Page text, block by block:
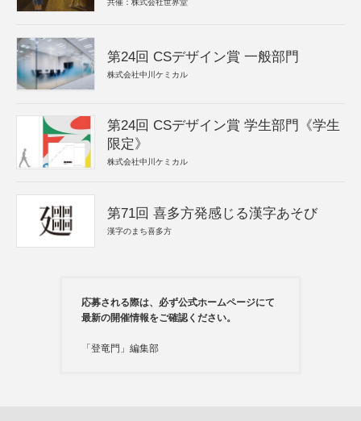
第24回 CSデザイン賞 一般部門
株式会社中川ケミカル
第24回 CSデザイン賞 学生部門《学生
限定》
株式会社中川ケミカル
第71回 喜多方発感じる漢字あそび
漢字のまち喜多方
応募される際は、必ず公式ホームページにて
最新の開催情報をご確認ください。
「登竜門」編集部